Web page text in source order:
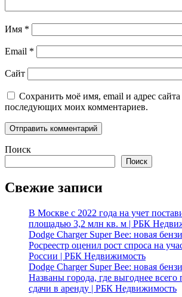
Имя *
Email *
Сайт
Сохранить моё имя, email и адрес сайта
последующих моих комментариев.
Поиск
Поиск
Свежие записи
В Москве с 2022 года на учет
площадью 3,2 млн кв. м | РБК
Dodge Charger Super Bee: новая
Росреестр оценил рост спроса на
России | РБК Недвижимость
Dodge Charger Super Bee: новая
Названы города, где выгоднее всего
сдачи в аренду | РБК Недвижимость